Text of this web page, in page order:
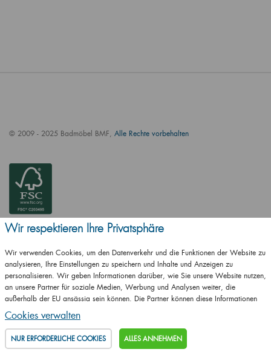
© 2009 - 2025 Badmöbel BMF, Alle Rechte vorbehalten
ČSN EN ISO
14001:2016
ČSN EN ISO
9001:2016
Wir respektieren Ihre Privatsphäre
Wir verwenden Cookies, um den Datenverkehr und die Funktionen der Website zu
analysieren, Ihre Einstellungen zu speichern und Inhalte und Anzeigen zu
personalisieren. Wir geben Informationen darüber, wie Sie unsere Website nutzen,
an unsere Partner für soziale Medien, Werbung und Analysen weiter, die
außerhalb der EU ansässig sein können. Die Partner können diese Informationen
mit anderen Informationen kombinieren, die Sie ihnen zur Verfügung gestellt haben
oder die sie als Ergebnis Ihrer Nutzung ihrer Dienste erhalten haben.
Cookies verwalten
NUR ERFORDERLICHE COOKIES ALLES ANNEHMEN